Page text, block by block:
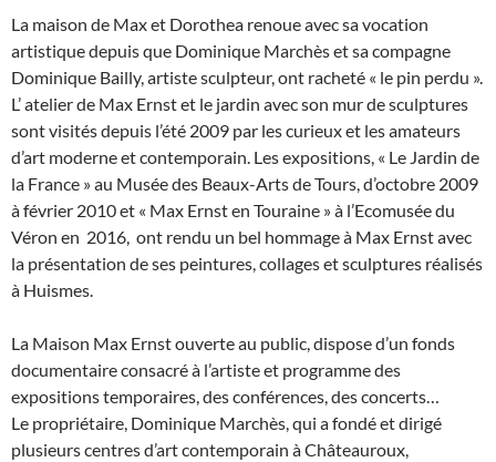
La maison de Max et Dorothea renoue avec sa vocation
artistique depuis que Dominique Marchès et sa compagne
Dominique Bailly, artiste sculpteur, ont racheté « le pin perdu ».
L’ atelier de Max Ernst et le jardin avec son mur de sculptures
sont visités depuis l’été 2009 par les curieux et les amateurs
d’art moderne et contemporain. Les expositions, « Le Jardin de
la France » au Musée des Beaux-Arts de Tours, d’octobre 2009
à février 2010 et « Max Ernst en Touraine » à l’Ecomusée du
Véron en 2016, ont rendu un bel hommage à Max Ernst avec
la présentation de ses peintures, collages et sculptures réalisés
à Huismes.
La Maison Max Ernst ouverte au public, dispose d’un fonds
documentaire consacré à l’artiste et programme des
expositions temporaires, des conférences, des concerts…
Le propriétaire, Dominique Marchès, qui a fondé et dirigé
plusieurs centres d’art contemporain à Châteauroux,